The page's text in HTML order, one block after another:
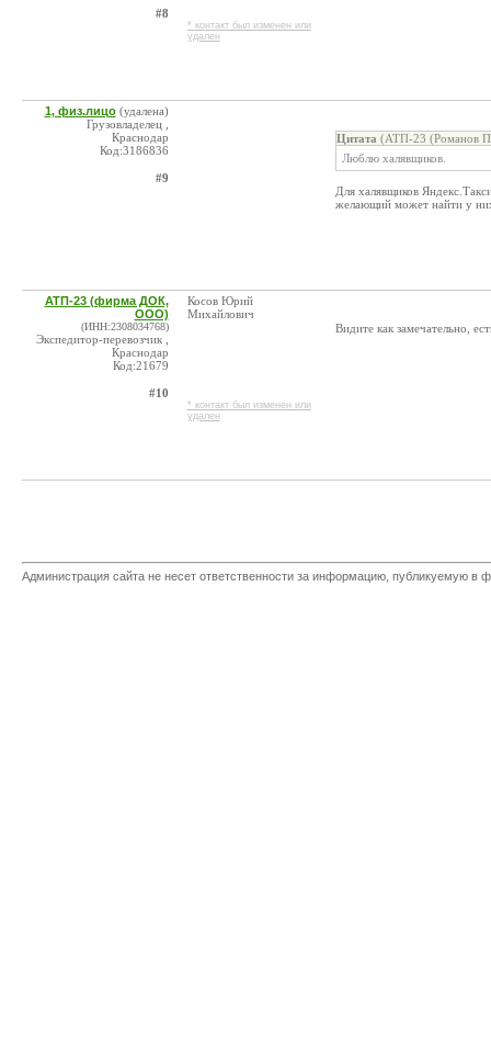
#8
* контакт был изменен или
удален
1, физ.лицо (удалена)
Грузовладелец ,
Краснодар
Код:3186836
#9
Цитата (АТП-23 (Романов
Люблю халявщиков.
Для халявщиков
желающий может найти у
АТП-23 (фирма ДОК,
ООО)
(ИНН:2308034768)
Экспедитор-перевозчик ,
Краснодар
Код:21679
#10
Косов Юрий
Михайлович
* контакт был изменен или
удален
Видите как замечательно,
Администрация сайта не несет ответственности за информацию, публикуемую